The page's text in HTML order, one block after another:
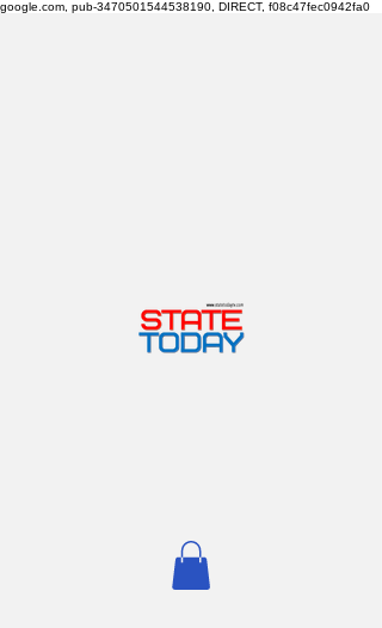
google.com, pub-3470501544538190, DIRECT, f08c47fec0942fa0